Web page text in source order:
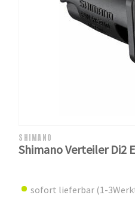
SHIMANO
Shimano Verteiler Di2
sofort lieferbar (1-